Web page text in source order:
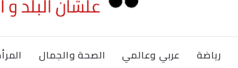
رياضة عربي وعالمي الصحة والجمال